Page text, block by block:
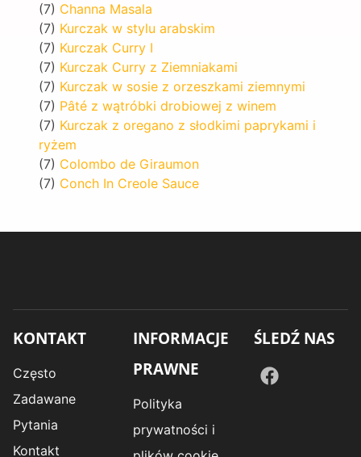
(7) Channa Masala
(7) Kurczak w stylu arabskim
(7) Kurczak Curry I
(7) Kurczak Curry z Ziemniakami
(7) Kurczak w sosie z orzeszkami ziemnymi
(7) Pâté z wątróbki drobiowej z winem
(7) Kurczak z oregano z słodkimi paprykami i
ryżem
(7) Colombo de Giraumon
(7) Conch In Creole Sauce
KONTAKT
Często
Zadawane
Pytania
Kontakt
INFORMACJE
PRAWNE
Polityka
prywatności i
ŚLEDŹ NAS